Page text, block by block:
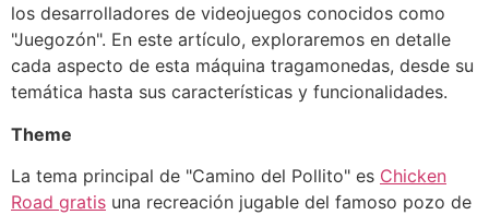
los desarrolladores de videojuegos conocidos como
"Juegozón". En este artículo, exploraremos en detalle
cada aspecto de esta máquina tragamonedas, desde su
temática hasta sus características y funcionalidades.
Theme
La tema principal de "Camino del Pollito" es Chicken
Road gratis una recreación jugable del famoso pozo de